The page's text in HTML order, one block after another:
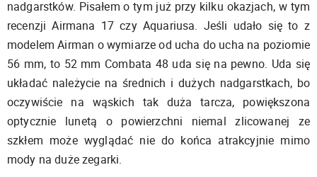
nadgarstków. Pisałem o tym już przy kilku okazjach, w tym
recenzji Airmana 17 czy Aquariusa. Jeśli udało się to z
modelem Airman o wymiarze od ucha do ucha na poziomie
56 mm, to 52 mm Combata 48 uda się na pewno. Uda się
układać należycie na średnich i dużych nadgarstkach, bo
oczywiście na wąskich tak duża tarcza, powiększona
optycznie lunetą o powierzchni niemal zlicowanej ze
szkłem może wyglądać nie do końca atrakcyjnie mimo
mody na duże zegarki.